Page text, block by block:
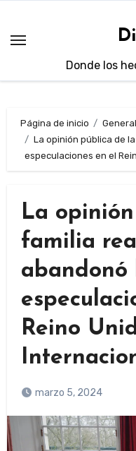
contenido
Donde los
Página de inicio
General
La opinión pública de
especulaciones en el
La
familia
abandonó
Reino
marzo 5, 2024